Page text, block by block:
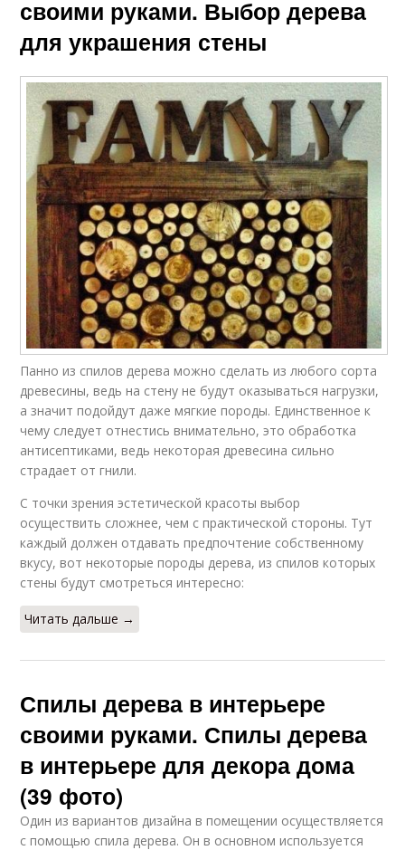
своими руками. Выбор дерева
для украшения стены
Панно из спилов дерева можно сделать из любого сорта
древесины, ведь на стену не будут оказываться нагрузки,
а значит подойдут даже мягкие породы. Единственное к
чему следует отнестись внимательно, это обработка
антисептиками, ведь некоторая древесина сильно
страдает от гнили.
С точки зрения эстетической красоты выбор
осуществить сложнее, чем с практической стороны. Тут
каждый должен отдавать предпочтение собственному
вкусу, вот некоторые породы дерева, из спилов которых
стены будут смотреться интересно:
Читать дальше →
Спилы дерева в интерьере
своими руками. Спилы дерева
в интерьере для декора дома
(39 фото)
Один из вариантов дизайна в помещении осуществляется
с помощью спила дерева. Он в основном используется